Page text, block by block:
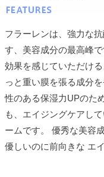
フラーレンは、強力な
す、美容成分の最高峰
効果を感じていただけ
っと重い膜を張る成分
性のある保湿力UPのた
も、エイジングケアし
ームです。 優秀な美容
優しいのに前向きな エ